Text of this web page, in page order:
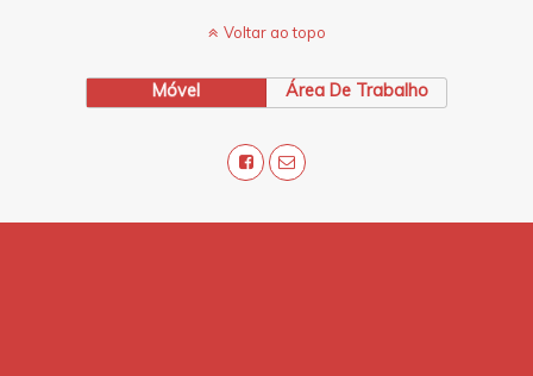
Voltar ao topo
Móvel Área De Trabalho